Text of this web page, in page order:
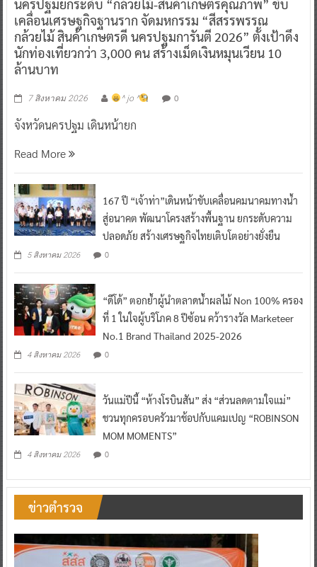
นครปฐมยกระดับ “กล้วยไม้-สินค้าเกษตรคุณภาพ” ขับ
เคลื่อนเศรษฐกิจฐานราก จัดมหกรรม “สีสรรพรรณ
กล้วยไม้ สินค้าเกษตรดี นครปฐมการันตี 2026” ตั้งเป้าดึง
นักท่องเที่ยวกว่า 3,000 คน สร้างเม็ดเงินหมุนเวียน 10
ล้านบาท
7 สิงหาคม 2026 ^ jo ^ 0
จังหวัดนครปฐม เดินหน้ายก
Read More
167 ปี “เจ้าท่า”เดินหน้าขับเคลื่อนคมนาคมทางน้ำ
สู่อนาคต พัฒนาโครงสร้างพื้นฐาน ยกระดับความ
ปลอดภัย สร้างเศรษฐกิจไทยเติบโตอย่างยั่งยืน
5 สิงหาคม 2026 0
“ดีโด้” ตอกย้ำผู้นำตลาดน้ำผลไม้ Non 100% ครอง
ที่ 1 ในใจผู้บริโภค 8 ปีซ้อน คว้ารางวัล Marketeer
No.1 Brand Thailand 2025-2026
4 สิงหาคม 2026 0
วันแม่ปีนี้ “ห้างโรบินสัน” ส่ง “ส่วนลดตามใจแม่”
ชวนทุกครอบครัวมาช้อปกับแคมเปญ “ROBINSON
MOM MOMENTS”
4 สิงหาคม 2026 0
ข่าวตำรวจ